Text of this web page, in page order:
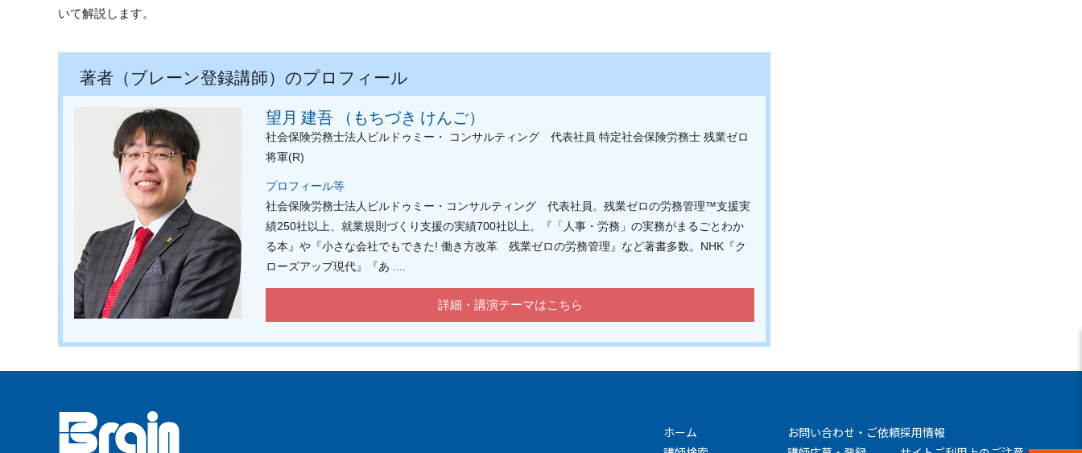
いて解説します。
著者 （ブレーン登録講師） のプロフィール
望月 建吾 （もちづき けんご）
社会保険労務士法人ビルドゥミー・ コンサルティング 代表社員 特定社会保険労務士 残業ゼロ
将軍(R)
プロフィール等
社会保険労務士法人ビルドゥミー・コンサルティング 代表社員。残業ゼロの労務管理™支援実
績250社以上、就業規則づくり支援の実績700社以上。『「人事・労務」の実務がまるごとわか
る本』や『小さな会社でもできた! 働き方改革 残業ゼロの労務管理』など著書多数。NHK『ク
ローズアップ現代』『あ ....
詳細・講演テーマはこちら
ホーム
お問い合わせ・ご依頼採用情報